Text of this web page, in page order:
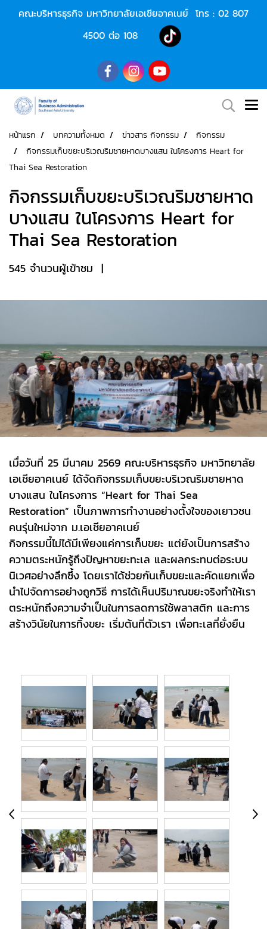
คณะบริหารธุรกิจ มหาวิทยาลัยเอเชียอาคเนย์ โทร : 02 807
4500ต่อ 108
หน้าแรก บทความทั้งหมด ข่าวสาร กิจกรรม
กิจกรรม
กิจกรรมเก็บขยะบริเวณริมชายหาดบางแสน ในโครงการ Heart for
Thai Sea Restoration
กิจกรรมเก็บขยะบริเวณริมชายหาด
บางแสน ในโครงการ Heart for
Thai Sea Restoration
545 จำนวนผู้เข้าชม |
เมื่อวันที่ 25 มีนาคม 2569 คณะบริหารธุรกิจ มหาวิทยาลัย
เอเชียอาคเนย์ ได้จัดกิจกรรมเก็บขยะบริเวณริมชายหาด
บางแสน ในโครงการ “Heart for Thai Sea
Restoration” เป็นภาพการทำงานอย่างตั้งใจของเยาวชน
คนรุ่นใหม่จาก ม.เอเชียอาคเนย์
กิจกรรมนี้ไม่ได้มีเพียงแค่การเก็บขยะ แต่ยังเป็นการสร้าง
ความตระหนักรู้ถึงปัญหาขยะทะเล และผลกระทบต่อระบบ
นิเวศอย่างลึกซึ้ง โดยเราได้ช่วยกันเก็บขยะและคัดแยกเพื่อ
นำไปจัดการอย่างถูกวิธี การได้เห็นปริมาณขยะจริงทำให้เรา
ตระหนักถึงความจำเป็นในการลดการใช้พลาสติก และการ
สร้างวินัยในการทิ้งขยะ เริ่มต้นที่ตัวเรา เพื่อทะเลที่ยั่งยืน